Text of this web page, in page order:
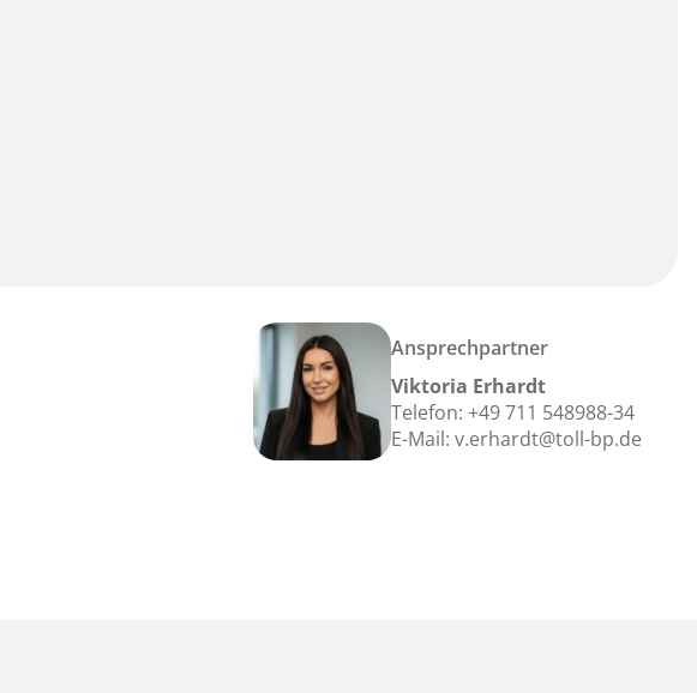
Ansprechpartner
Viktoria Erhardt
Telefon: +49 711 548988-34
E-Mail: v.erhardt@toll-bp.de